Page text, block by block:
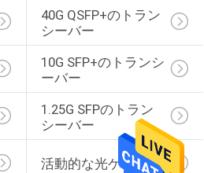
40G QSFP+のトラン
シーバー
10G SFP+のトランシ
ーバー
1.25G SFPのトラン
シーバー
活動的な光ケーブル